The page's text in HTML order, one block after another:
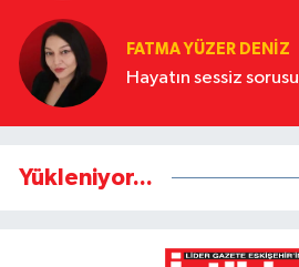
FATMA YÜZER DENIZ
Hayatın sessiz sorusu
Yükleniyor...